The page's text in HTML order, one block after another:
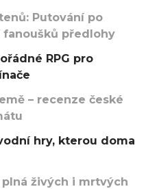
Putování po
předlohy
RPG pro
– recenze české
hry, kterou doma
živých i mrtvých